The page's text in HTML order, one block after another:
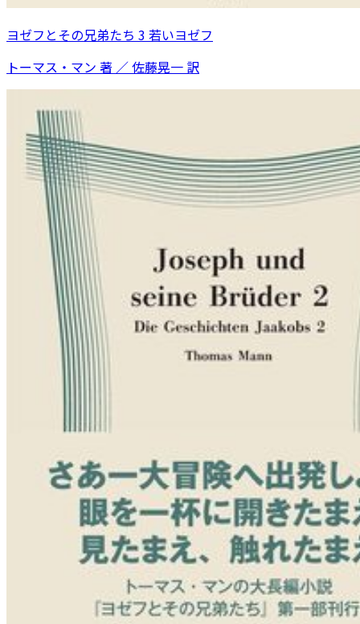
ヨゼフとその兄弟たち 3 若いヨゼフ
トーマス・マン 著 ／ 佐藤晃一 訳